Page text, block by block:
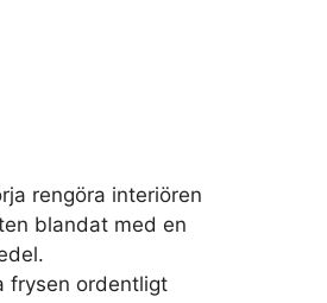
rengöra interiören
blandat med en
frysen ordentligt